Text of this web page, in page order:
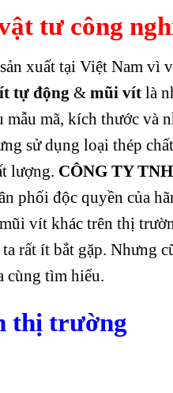
tư công
xuất tại Việt Nam vì
tự động & mũi vít là
mã, kích thước và
sử dụng loại thép
lượng. CÔNG TY
phối độc quyền của
vít khác trên thị
rất ít bắt gặp. Nhưng
cùng tìm hiểu.
thị trường